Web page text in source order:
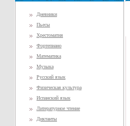
Дневники
Пьесы
Хрестоматия
Фортепиано
Математика
Музыка
Русский язык
Физическая культура
Испанский язык
Литературное чтение
Диктанты